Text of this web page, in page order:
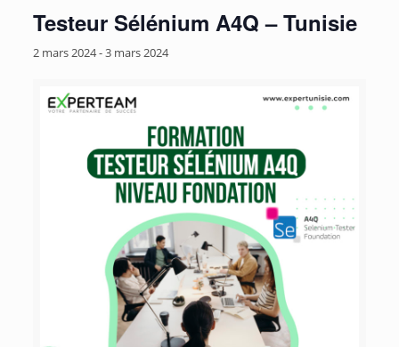
Testeur Sélénium A4Q – Tunisie
2 mars 2024-3 mars 2024